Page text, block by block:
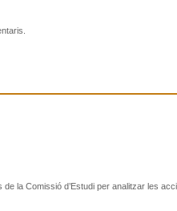
la Comissió d’Estudi per analitzar les